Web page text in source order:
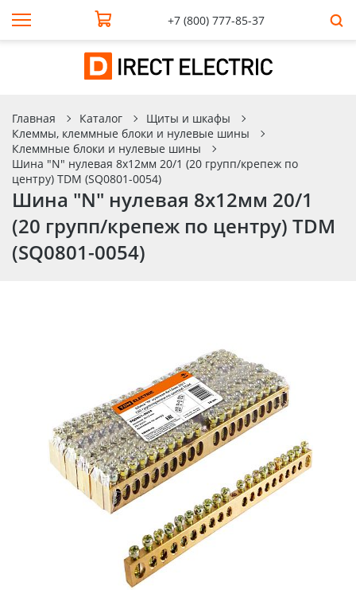
+7 (800) 777-85-37
Главная Каталог
Щиты и шкафы
Клеммы, клеммные блоки и нулевые шины
Клеммные блоки и нулевые шины
Шина "N" нулевая 8х12мм 20/1 (20 групп/крепеж по
центру) TDM (SQ0801-0054)
Шина "N" нулевая 8х12мм 20/1
(20 групп/крепеж по центру) TDM
(SQ0801-0054)